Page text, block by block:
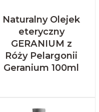
Naturalny Olejek
eteryczny
GERANIUM z
Róży Pelargonii
Geranium 100ml